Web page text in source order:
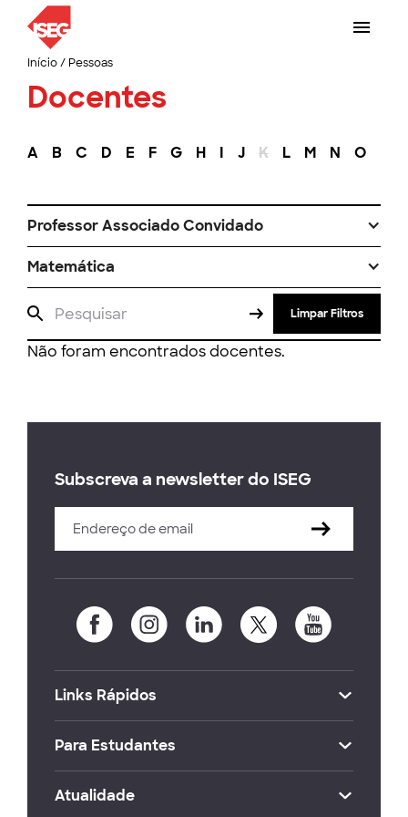
Início/ Pessoas
Docentes
A B C D E F G H I J K L M N O
Professor Associado Convidado
Matemática
Limpar Filtros
Não foram encontrados docentes.
Subscreva a newsletter do ISEG
Links Rápidos
Para Estudantes
Atualidade